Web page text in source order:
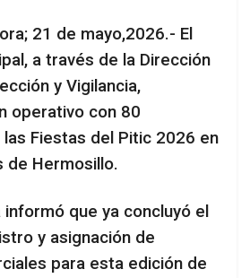
21 de mayo,2026.- El
a través de la Dirección
y Vigilancia,
operativo con 80
Fiestas del Pitic 2026 en
de Hermosillo.
que ya concluyó el
y asignación de
para esta edición de